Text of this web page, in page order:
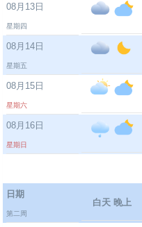
08月13日
星期四
08月14日
星期五
08月15日
星期六
08月16日
星期日
日期
第二周
白天 晚上